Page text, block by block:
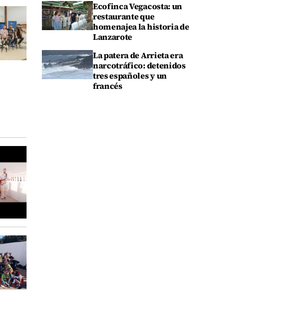
Ecofinca Vegacosta: un
restaurante que
homenajea la historia de
Lanzarote
La patera de Arrieta era
narcotráfico: detenidos
tres españoles y un
francés